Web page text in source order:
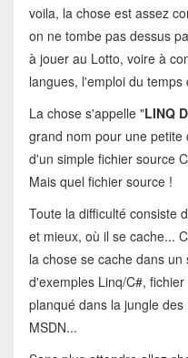
voila, la chose est assez
on ne tombe pas dessus
à jouer au Lotto, voire à
langues, l'emploi du temps
La chose s'appelle "LINQ
grand nom pour une
d'un simple fichier source
Mais quel fichier source !
Toute la difficulté consiste
et mieux, où il se cache...
la chose se cache dans
d'exemples Linq/C#,
planqué dans la jungle
MSDN...